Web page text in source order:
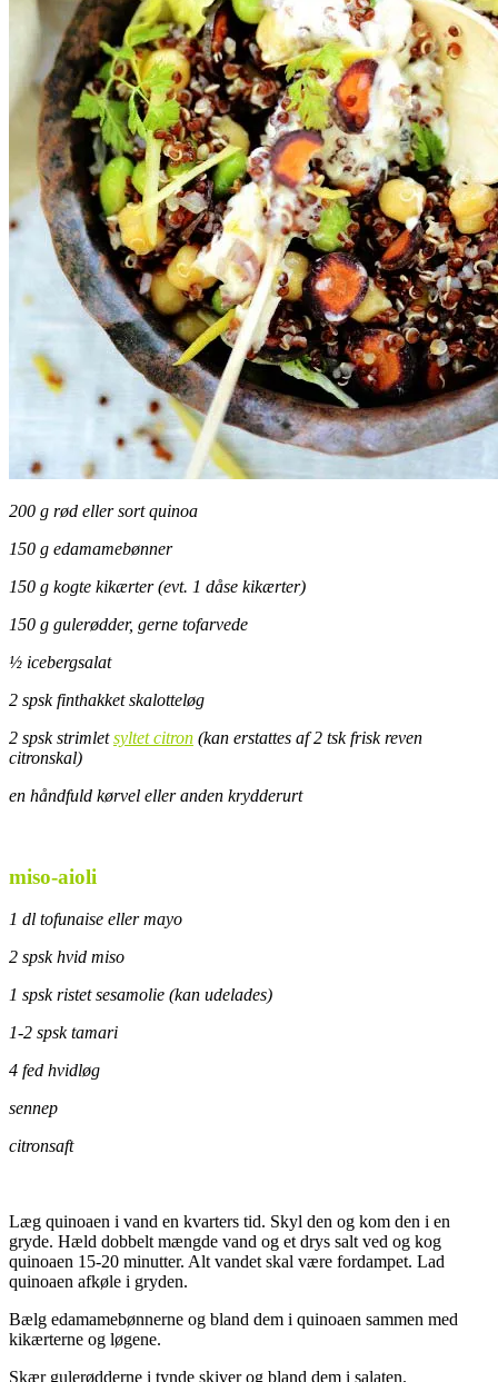
200 g rød eller sort quinoa
150 g edamamebønner
150 g kogte kikærter (evt. 1 dåse kikærter)
150 g gulerødder, gerne tofarvede
½ icebergsalat
2 spsk finthakket skalotteløg
2 spsk strimletsyltet citron (kan erstattes af 2 tsk frisk reven
citronskal)
en håndfuld kørvel eller anden krydderurt
miso-aioli
1 dl tofunaise eller mayo
2 spsk hvid miso
1 spsk ristet sesamolie (kan udelades)
1-2 spsk tamari
4 fed hvidløg
sennep
citronsaft
Læg quinoaen i vand en kvarters tid. Skyl den og kom den i en
gryde. Hæld dobbelt mængde vand og et drys salt ved og kog
quinoaen 15-20 minutter. Alt vandet skal være fordampet. Lad
quinoaen afkøle i gryden.
Bælg edamamebønnerne og bland dem i quinoaen sammen med
kikærterne og løgene.
Skær gulerødderne i tynde skiver og bland dem i salaten.